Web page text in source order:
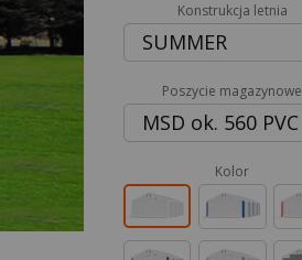
Konstrukcja letnia
SUMMER
Poszycie magazynowe
MSD ok. 560 PVC
Kolor